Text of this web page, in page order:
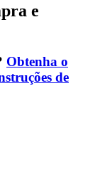
e
Obtenha o
de